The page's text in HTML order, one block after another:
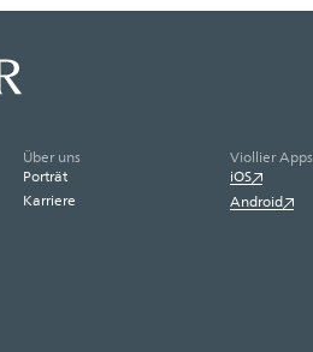
Über uns
Porträt
Karriere
Viollier Apps
iOS
Android